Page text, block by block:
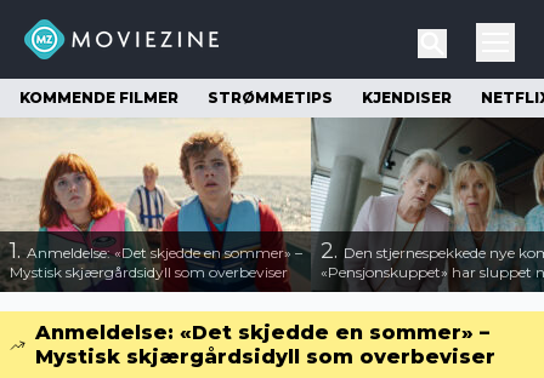
KOMMENDE FILMER STRØMMETIPS KJENDISER
1.Anmeldelse: «Det skjedde en sommer» –
Mystisk skjærgårdsidyll som overbeviser
2. Den stjernespekkede nye
«Pensjonskuppet» har sluppet
Anmeldelse: «Det skjedde en sommer» –
Mystisk skjærgårdsidyll som overbeviser